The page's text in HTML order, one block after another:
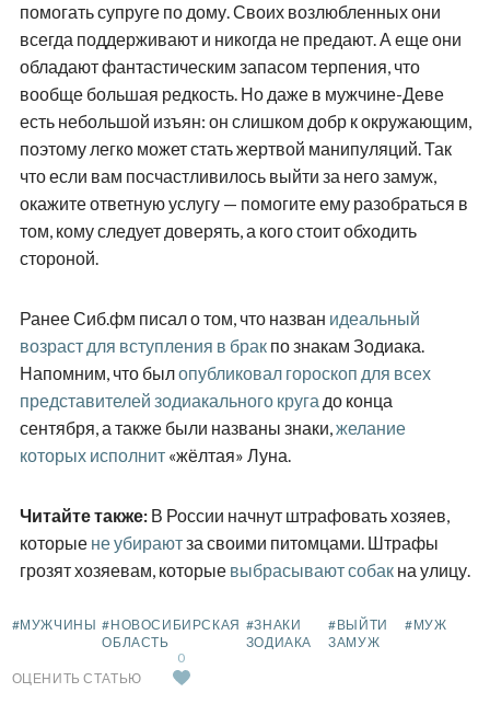
помогать супруге по дому. Своих возлюбленных они
всегда поддерживают и никогда не предают. А еще они
обладают фантастическим запасом терпения, что
вообще большая редкость. Но даже в мужчине-Деве
есть небольшой изъян: он слишком добр к окружающим,
поэтому легко может стать жертвой манипуляций. Так
что если вам посчастливилось выйти за него замуж,
окажите ответную услугу — помогите ему разобраться в
том, кому следует доверять, а кого стоит обходить
стороной.
Ранее Сиб.фм писал о том, что назван идеальный
возраст для вступления в брак по знакам Зодиака.
Напомним, что былопубликовал гороскоп для всех
представителей зодиакального круга до конца
сентября, а также были названы знаки,желание
которых исполнит«жёлтая» Луна.
Читайте также:В России начнут штрафовать хозяев,
которые не убираютза своими питомцами. Штрафы
грозят хозяевам, которые выбрасывают собакна улицу.
#МУЖЧИНЫ #НОВОСИБИРСКАЯ
ОБЛАСТЬ
#ЗНАКИ
ЗОДИАКА
#ВЫЙТИ
ЗАМУЖ
#МУЖ
ОЦЕНИТЬ СТАТЬЮ
0